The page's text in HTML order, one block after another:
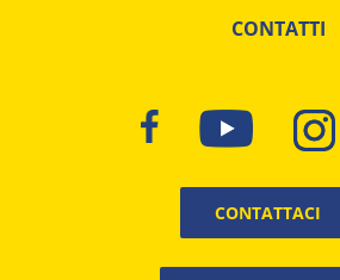
CONTATTI
CONTATTACI